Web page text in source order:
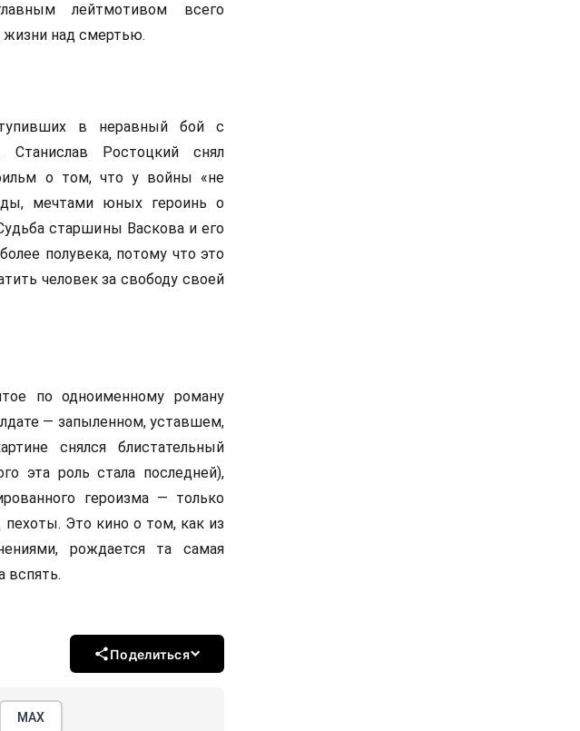
лейтмотивом всего
жизни над смертью.
в неравный бой с
Станислав Ростоцкий снял
о том, что у войны «не
мечтами юных героинь о
старшины Васкова и его
полувека, потому что это
человек за свободу своей
по одноименному роману
— запыленном, уставшем,
снялся блистательный
эта роль стала последней),
героизма — только
Это кино о том, как из
рождается та самая
вспять.
Поделиться
МАХ